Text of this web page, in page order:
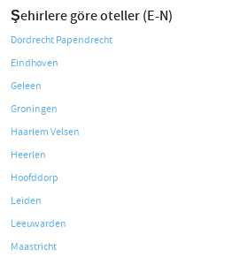
Şehirlere göre oteller (E-N)
Dordrecht Papendrecht
Eindhoven
Geleen
Groningen
Haarlem Velsen
Heerlen
Hoofddorp
Leiden
Leeuwarden
Maastricht